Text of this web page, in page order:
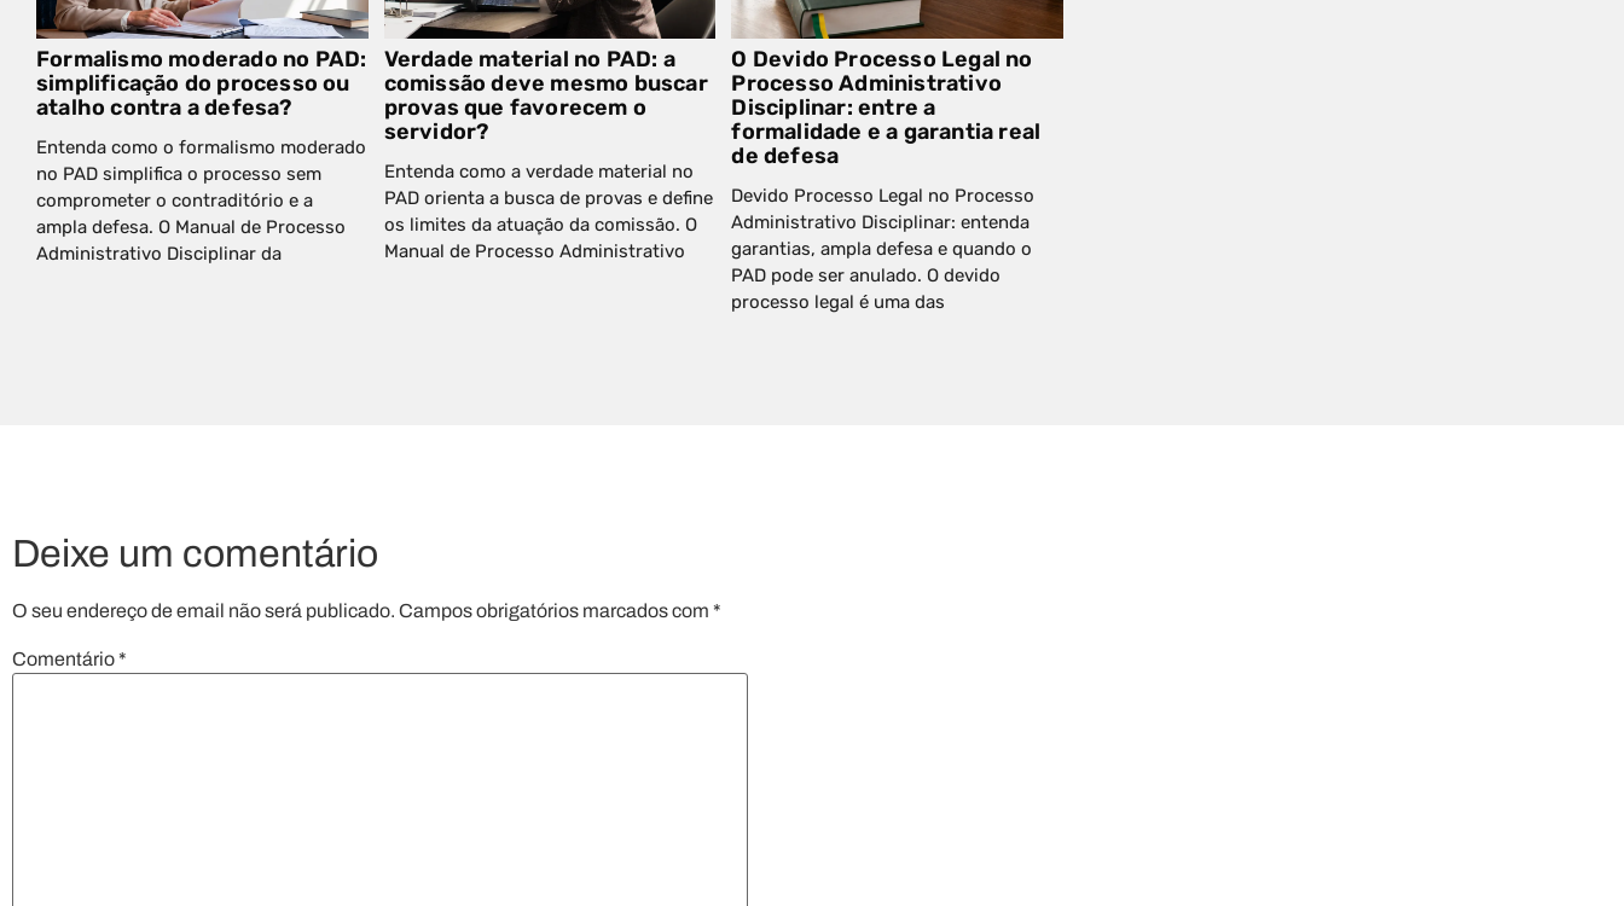
Formalismo moderado no PAD:
simplificação do processo ou
atalho contra a defesa?
Entenda como o formalismo moderado
no PAD simplifica o processo sem
comprometer o contraditório e a
ampla defesa. O Manual de Processo
Administrativo Disciplinar da
Verdade material no PAD: a
comissão deve mesmo buscar
provas que favorecem o
servidor?
Entenda como a verdade material no
PAD orienta a busca de provas e define
os limites da atuação da comissão. O
Manual de Processo Administrativo
O Devido Processo Legal no
Processo Administrativo
Disciplinar: entre a
formalidade e a garantia real
de defesa
Devido Processo Legal no Processo
Administrativo Disciplinar: entenda
garantias, ampla defesa e quando o
PAD pode ser anulado. O devido
processo legal é uma das
Deixe um comentário
O seu endereço de email não será publicado. Campos obrigatórios marcados com *
Comentário*